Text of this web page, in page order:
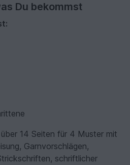
Du bekommst
14 Seiten für 4 Muster mit
Garnvorschlägen,
schriftlicher